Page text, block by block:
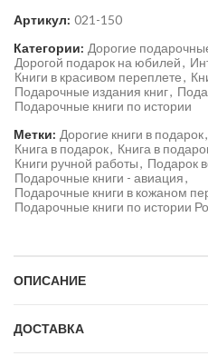
Артикул: 021-150
Категории: Дорогие
Дорогой подарок на юбилей,
Книги в красивом переплете,
Подарочные издания книг,
Подарочные книги по истории
Метки: Дорогие книги в подарок,
Книга в подарок, Книга в
Книги ручной работы, Подарок
Подарочные книги - авиация,
Подарочные книги в кожаном
Подарочные книги по истории
ОПИСАНИЕ
ДОСТАВКА